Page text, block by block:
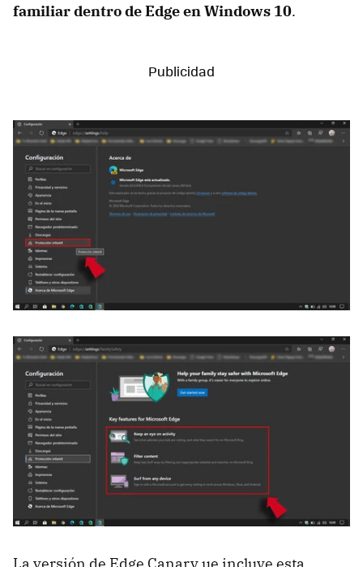
familiar dentro de Edge en Windows 10.
La versión de Edge Canary ue incluye esta